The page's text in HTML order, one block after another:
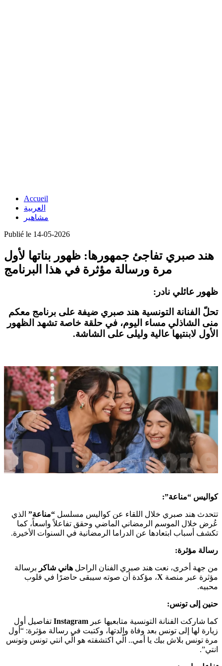
Accueil
العربية
مشاهير
Publié le 14-05-2026
هند صبري تفاجئ جمهورها: ظهور بناتها لأول
مرة ورسالة مؤثرة في هذا البرنامج
ظهور عائلي نادر:
تحلّ الفنانة التونسية هند صبري ضيفة على برنامج معكم
منى الشاذلي مساء اليوم، في حلقة خاصة تشهد الظهور
الأول لابنتيها عالية وليلى على الشاشة.
كواليس “مناعة”:
تتحدث هند صبري خلال اللقاء عن كواليس مسلسل “مناعة” الذي
عُرض خلال الموسم الرمضاني الماضي وحقق تفاعلاً واسعاً، كما
تكشف أسباب ابتعادها عن الدراما الرمضانية في السنوات الأخيرة.
رسالة مؤثرة:
من جهة أخرى، نعت هند صبري الفنان الراحل هاني شاكر برسالة
مؤثرة عبر منصة X، مؤكدة أن صوته سيبقى حاضرًا في قلوب
محبيه.
حنين إلى تونس:
كما شاركت الفنانة التونسية متابعيها عبر Instagram تفاصيل أول
زيارة لها إلى تونس بعد وفاة والدتها، وكتبت في رسالة مؤثرة: “أول
مرة تونس بلاش بيك يا أمي.. الّي اكتشفته هو الّي انتي تونس وتونس
انتي”.